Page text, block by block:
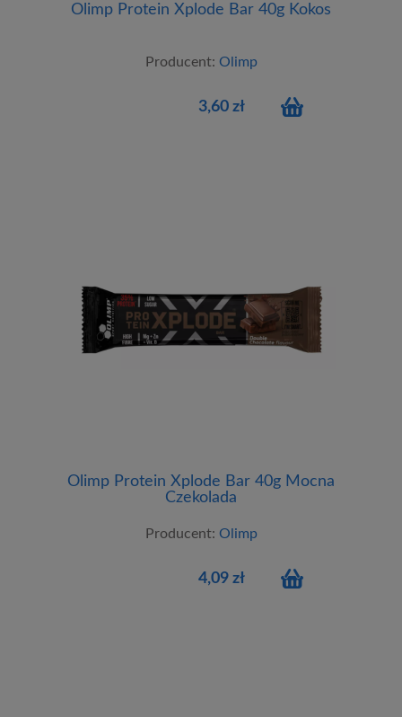
Olimp Protein Xplode Bar 40g Kokos
Producent: Olimp
3,60 zł
Olimp Protein Xplode Bar 40g Mocna
Czekolada
Producent: Olimp
4,09 zł